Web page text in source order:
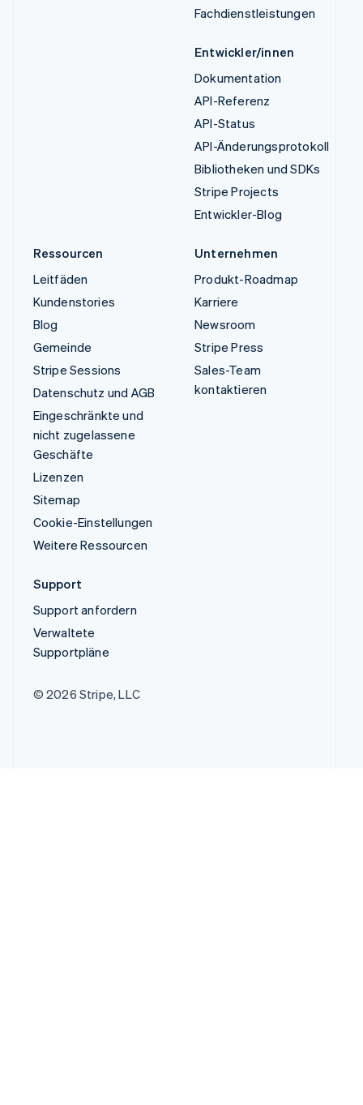
Fachdienstleistungen
Entwickler/innen
Dokumentation
API-Referenz
API-Status
API-Änderungsprotokoll
Bibliotheken und SDKs
Stripe Projects
Entwickler-Blog
Ressourcen
Leitfäden
Kundenstories
Blog
Gemeinde
Stripe Sessions
Datenschutz und AGB
Eingeschränkte und
nicht zugelassene
Geschäfte
Lizenzen
Sitemap
Cookie-Einstellungen
Weitere Ressourcen
Unternehmen
Produkt-Roadmap
Karriere
Newsroom
Stripe Press
Sales-Team
kontaktieren
Support
Support anfordern
Verwaltete
Supportpläne
© 2026 Stripe, LLC